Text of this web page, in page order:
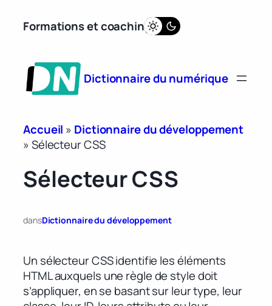
Formations et coaching
Dictionnaire du numérique
Accueil » Dictionnaire du développement
»Sélecteur CSS
Sélecteur CSS
dansDictionnaire du développement
Un sélecteur CSS identifie les éléments
HTML auxquels une règle de style doit
s’appliquer, en se basant sur leur type, leur